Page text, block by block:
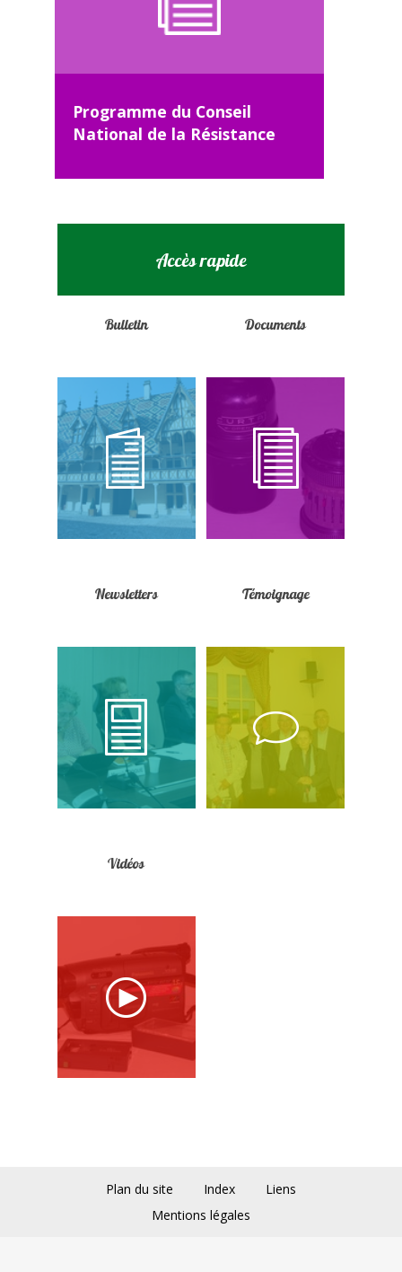
Programme du Conseil
National de la Résistance
Accès rapide
Bulletin Documents
Newsletters Témoignage
Vidéos
Plan du site Index
Liens
Mentions légales